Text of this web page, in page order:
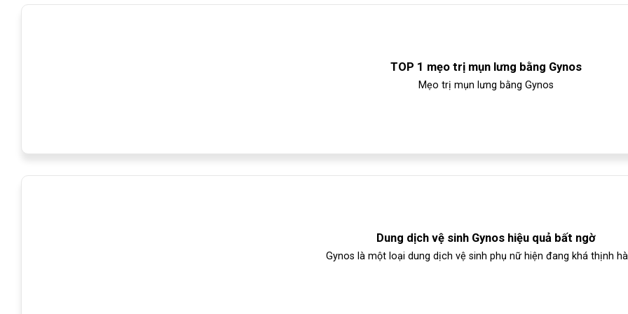
TOP 1 mẹo trị mụn lưng bằng Gynos
Mẹo trị mụn lưng bằng Gynos
Dung dịch vệ sinh Gynos hiệu quả bất ngờ
Gynos là một loại dung dịch vệ sinh phụ nữ hiện đang khá thịnh